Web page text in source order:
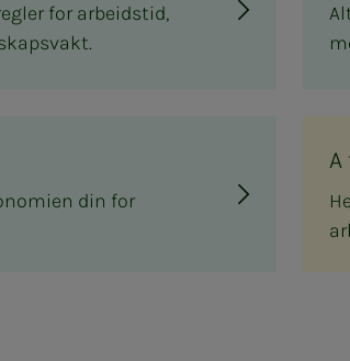
for arbeidstid,
din for
A